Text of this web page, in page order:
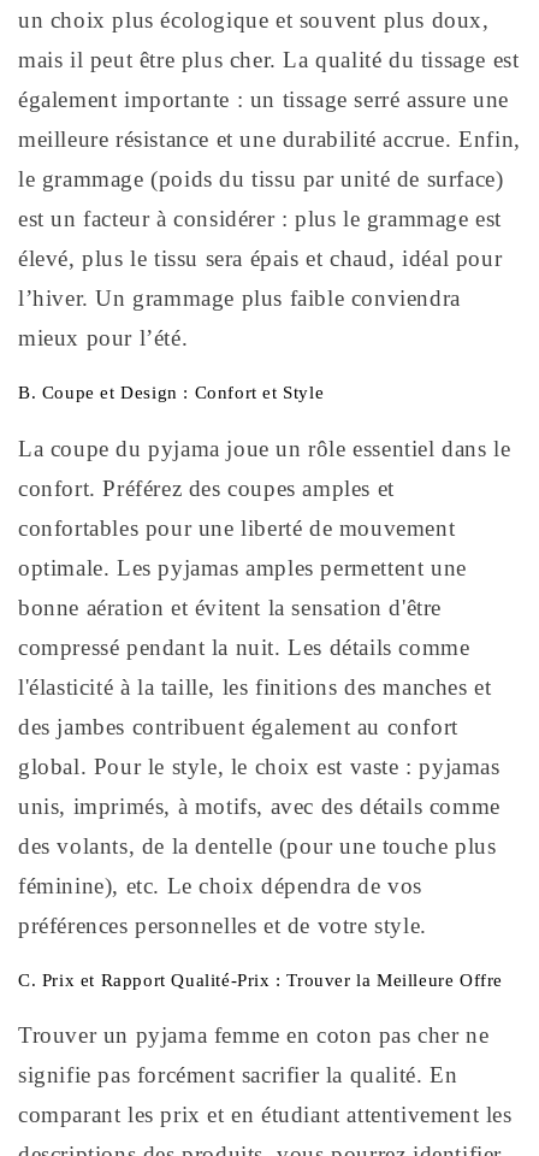
un choix plus écologique et souvent plus doux,
mais il peut être plus cher. La qualité du tissage est
également importante : un tissage serré assure une
meilleure résistance et une durabilité accrue. Enfin,
le grammage (poids du tissu par unité de surface)
est un facteur à considérer : plus le grammage est
élevé, plus le tissu sera épais et chaud, idéal pour
l’hiver. Un grammage plus faible conviendra
mieux pour l’été.
B. Coupe et Design : Confort et Style
La coupe du pyjama joue un rôle essentiel dans le
confort. Préférez des coupes amples et
confortables pour une liberté de mouvement
optimale. Les pyjamas amples permettent une
bonne aération et évitent la sensation d'être
compressé pendant la nuit. Les détails comme
l'élasticité à la taille, les finitions des manches et
des jambes contribuent également au confort
global. Pour le style, le choix est vaste : pyjamas
unis, imprimés, à motifs, avec des détails comme
des volants, de la dentelle (pour une touche plus
féminine), etc. Le choix dépendra de vos
préférences personnelles et de votre style.
C. Prix et Rapport Qualité-Prix : Trouver la Meilleure Offre
Trouver un pyjama femme en coton pas cher ne
signifie pas forcément sacrifier la qualité. En
comparant les prix et en étudiant attentivement les